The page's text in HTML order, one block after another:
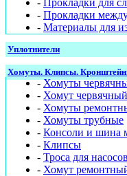
- Прокладки для
- Прокладки
- Материалы для
Уплотнители
Хомуты. Клипсы.
-Хомуты
- Хомут
- Хомуты
- Хомуты трубные
- Консоли и шина
- Клипсы
- Троса для насосов
- Хомут